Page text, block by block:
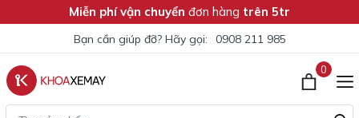
Miễn phí vận chuyển đơn hàng trên 5tr
Bạn cần giúp đỡ? Hãy gọi: 0908 211 985
0